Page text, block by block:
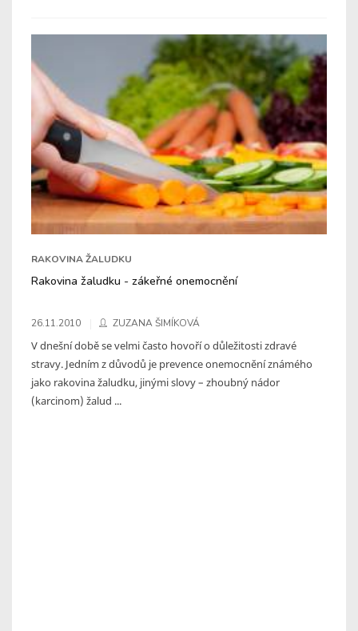
RAKOVINA ŽALUDKU
Rakovina žaludku - zákeřné onemocnění
26.11.2010 ZUZANA ŠIMÍKOVÁ
V dnešní době se velmi často hovoří o důležitosti zdravé
stravy. Jedním z důvodů je prevence onemocnění známého
jako rakovina žaludku, jinými slovy – zhoubný nádor
(karcinom) žalud ...